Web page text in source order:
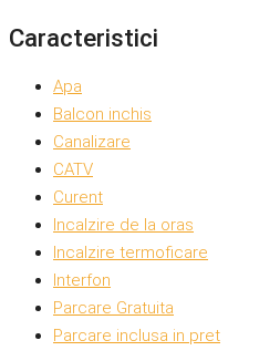
Caracteristici
Apa
Balcon inchis
Canalizare
CATV
Curent
Incalzire de la oras
Incalzire termoficare
Interfon
Parcare Gratuita
Parcare inclusa in pret